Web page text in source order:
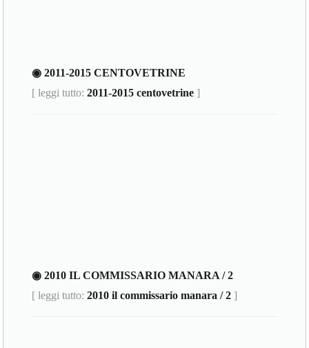
◉ 2011-2015 CENTOVETRINE
[ leggi tutto:2011-2015 centovetrine ]
◉ 2010 IL COMMISSARIO MANARA / 2
[ leggi tutto:2010 il commissario manara / 2 ]